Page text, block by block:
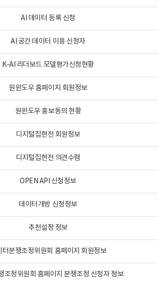
AI 데이터 등록 신청
AI 공간 데이터 이용 신청자
K-AI 리더보드 모델평가신청현황
원윈도우 홈페이지 회원정보
원윈도우 홍보동의 현황
디지털집현전 회원정보
디지털집현전 의견수렴
OPEN API 신청정보
데이터개방 신청정보
추천설정 정보
터분쟁조정위원회 홈페이지 회원정보
조정위원회 홈페이지 분쟁조정 신청자 정보